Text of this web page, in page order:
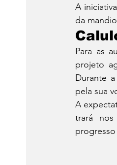
A
da
Para as
projeto
Durante
pela sua
A
trará